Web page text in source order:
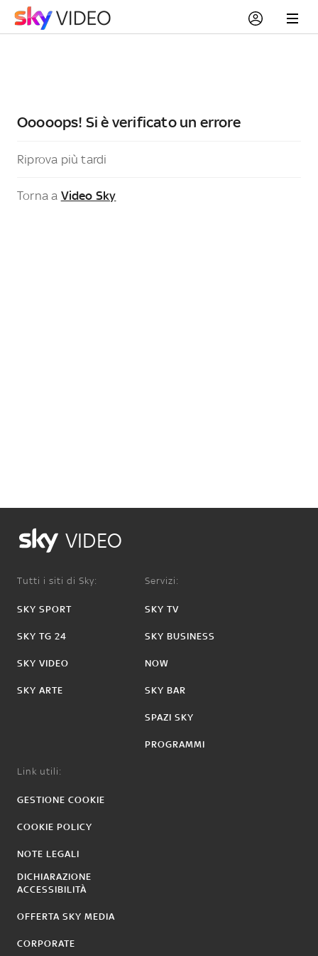
Ooooops! Si è verificato un errore
Riprova più tardi
Torna a Video Sky
VIDEO
Tutti i siti di Sky:
SKY SPORT
SKY TG 24
SKY VIDEO
SKY ARTE
Servizi:
SKY TV
SKY BUSINESS
NOW
SKY BAR
SPAZI SKY
PROGRAMMI
Link utili:
GESTIONE COOKIE
COOKIE POLICY
NOTE LEGALI
DICHIARAZIONE
ACCESSIBILITÀ
OFFERTA SKY MEDIA
CORPORATE